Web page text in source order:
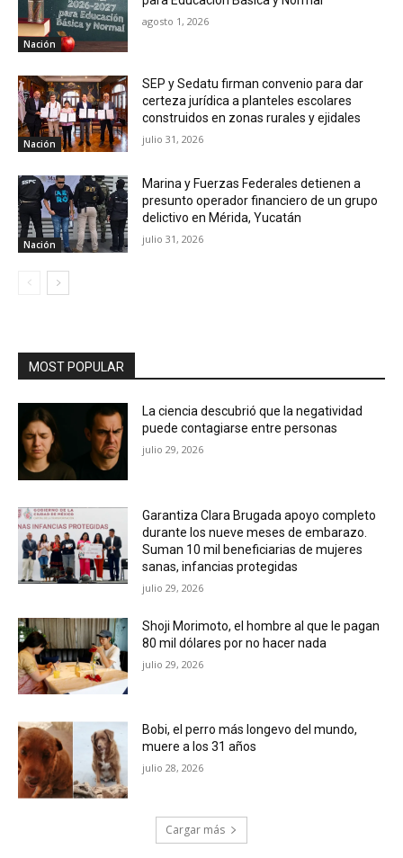
Nación
agosto 1, 2026
Nación
SEP y Sedatu firman convenio para dar
certeza jurídica a planteles escolares
construidos en zonas rurales y ejidales
julio 31, 2026
Nación
Marina y Fuerzas Federales detienen a
presunto operador financiero de un grupo
delictivo en Mérida, Yucatán
julio 31, 2026
MOST POPULAR
La ciencia descubrió que la negatividad
puede contagiarse entre personas
julio 29, 2026
Garantiza Clara Brugada apoyo completo
durante los nueve meses de embarazo.
Suman 10 mil beneficiarias de mujeres
sanas, infancias protegidas
julio 29, 2026
Shoji Morimoto, el hombre al que le pagan
80 mil dólares por no hacer nada
julio 29, 2026
Bobi, el perro más longevo del mundo,
muere a los 31 años
julio 28, 2026
Cargar más